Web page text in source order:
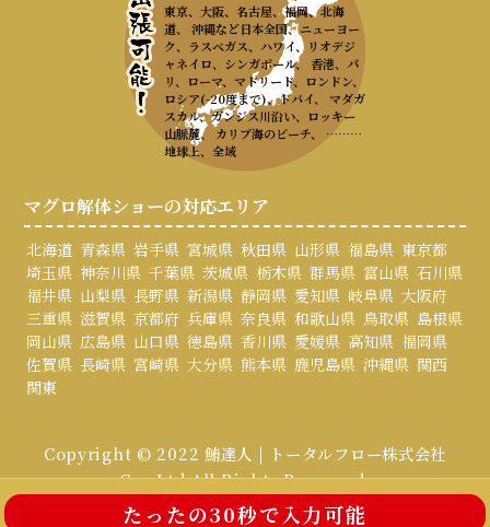
たったの30秒で入力可能
東京、大阪、名古屋、福岡、北海
道、 沖縄など日本全国、ニューヨー
ク、ラスベガス、ハワイ、リオデジ
ャネイロ、シンガポール、 香港、パ
リ、ローマ、マドリード、ロンドン、
ロシア(-20度まで)、ドバイ、 マダガ
スカル、ガンジス川沿い、ロッキー
山脈麓、 カリブ海のビーチ、 ………
地球上、全域
マグロ解体ショーの対応エリア
北海道 青森県 岩手県 宮城県 秋田県 山形県 福島県 東京都
埼玉県 神奈川県 千葉県 茨城県 栃木県 群馬県 富山県 石川県
福井県 山梨県 長野県 新潟県 静岡県 愛知県 岐阜県 大阪府
三重県 滋賀県 京都府 兵庫県 奈良県 和歌山県 鳥取県 島根県
岡山県 広島県 山口県 徳島県 香川県 愛媛県 高知県 福岡県
佐賀県 長崎県 宮崎県 大分県 熊本県 鹿児島県 沖縄県 関西
関東
Copyright © 2022 鮪達人 | トータルフロー株式会社
Co., Ltd All Rights Reserved.